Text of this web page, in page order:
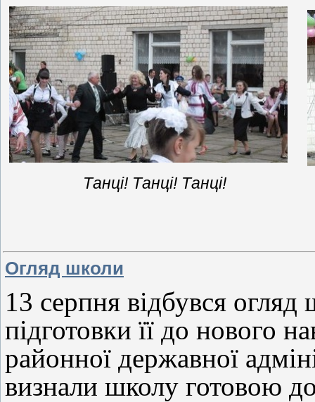
Танці! Танці!Танці!
Огляд школи
13 серпня відбувся
підготовки її до нового
районної державної
визнали школу готовою